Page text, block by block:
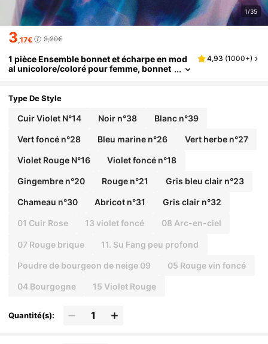
1/35
3,17€ 3,20€
1 pièce Ensemble bonnet et écharpe en mod
al unicolore/coloré pour femme, bonnet
4,93 (1000+)
Type De Style
Cuir Violet N°14 Noir n°38 Blanc n°39
Vert foncé n°28 Bleu marine n°26 Vert herbe n°27
Violet Rouge N°16 Violet foncé n°18
Gingembre n°20 Rouge n°21 Gris bleu clair n°23
Chameau n°30 Abricot n°31 Gris clair n°32
01 Cuir Rose 13 violet foncé 08 Arc-en-ciel
07 Rouge brique 11. Su Fang peu profond
Poudre de bourgeon de neige 09 05 Rouge vin foncé
04 Bourgogne 15 Violet Rouge
Quantité(s):